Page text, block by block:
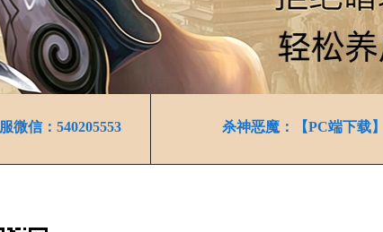
微信：540205553 杀神恶魔：【PC端下载】